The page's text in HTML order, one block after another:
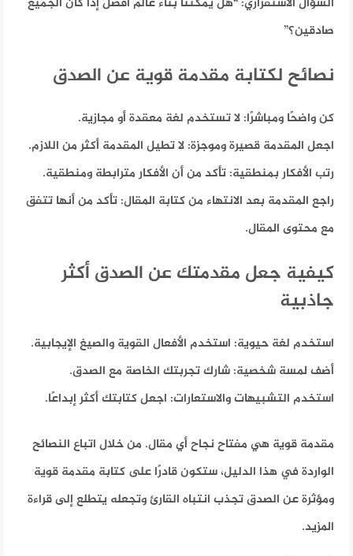
صادقين؟”
نصائح لكتابة مقدمة قوية عن الصدق
كن واضحًا ومباشرًا: لا تستخدم لغة معقدة أو مجازية.
اجعل المقدمة قصيرة وموجزة: لا تطيل المقدمة أكثر من اللازم.
رتب الأفكار بمنطقية: تأكد من أن الأفكار مترابطة ومنطقية.
راجع المقدمة بعد الانتهاء من كتابة المقال: تأكد من أنها تتفق
مع محتوى المقال.
كيفية جعل مقدمتك عن الصدق أكثر
جاذبية
استخدم لغة حيوية: استخدم الأفعال القوية والصيغ الإيجابية.
أضف لمسة شخصية: شارك تجربتك الخاصة مع الصدق.
استخدم التشبيهات والاستعارات: اجعل كتابتك أكثر إبداعًا.
مقدمة قوية هي مفتاح نجاح أي مقال. من خلال اتباع النصائح
الواردة في هذا الدليل، ستكون قادرًا على كتابة مقدمة قوية
ومؤثرة عن الصدق تجذب انتباه القارئ وتجعله يتطلع إلى قراءة
المزيد.